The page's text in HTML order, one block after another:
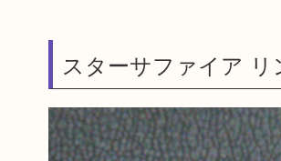
スターサファイア リ